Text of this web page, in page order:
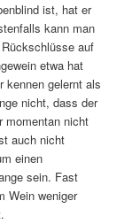
ist, hat er
kann man
auf
etwa hat
kennen gelernt als
nicht, dass der
momentan nicht
auch nicht
einen
sein. Fast
Wein weniger